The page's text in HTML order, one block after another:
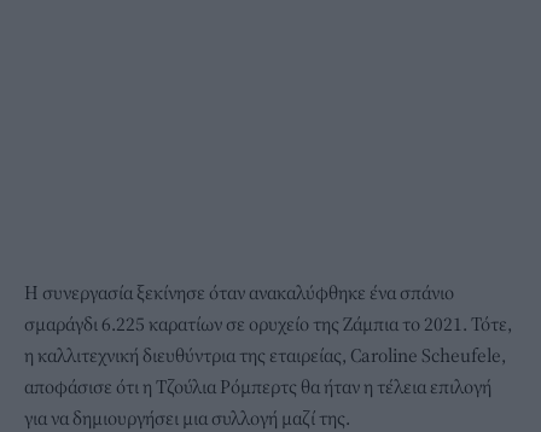
Η συνεργασία ξεκίνησε όταν ανακαλύφθηκε ένα σπάνιο
σμαράγδι 6.225 καρατίων σε ορυχείο της Ζάμπια το 2021. Τότε,
η καλλιτεχνική διευθύντρια της εταιρείας, Caroline Scheufele,
αποφάσισε ότι η Τζούλια Ρόμπερτς θα ήταν η τέλεια επιλογή
για να δημιουργήσει μια συλλογή μαζί της.